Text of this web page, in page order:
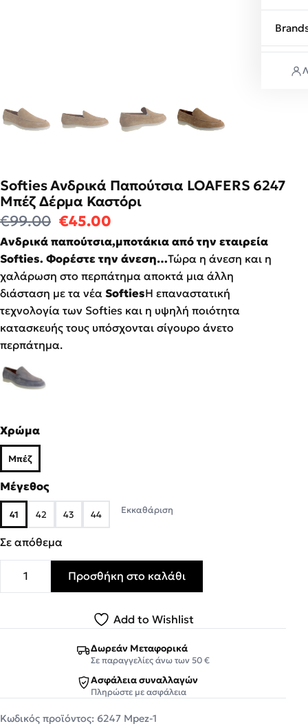
Softies Ανδρικά Παπούτσια LOAFERS 6247
Μπέζ Δέρμα Καστόρι
€99.00 Original price was: €99.00.
€45.00
Ανδρικά παπούτσια,μποτάκια από την εταιρεία
Softies. Φορέστε την άνεση…Τώρα η άνεση και η
χαλάρωση στο περπάτημα αποκτά μια άλλη
διάσταση με τα νέα SoftiesΗ επαναστατική
τεχνολογία των Softies και η υψηλή ποιότητα
κατασκευής τους υπόσχονται σίγουρο άνετο
περπάτημα.
Χρώμα
Μπέζ
Μέγεθος
41 42 43 44 Εκκαθάριση
Σε απόθεμα
Softies Ανδρικά Παπούτσια LOAFERS 6247 Μπέζ Δέρμα
Προσθήκη στο καλάθι
Add to Wishlist
Δωρεάν Μεταφορικά
Σε παραγγελίες άνω των 50 €
Ασφάλεια συναλλαγών
Πληρώστε με ασφάλεια
Κωδικός προϊόντος: 6247 Mpez-1